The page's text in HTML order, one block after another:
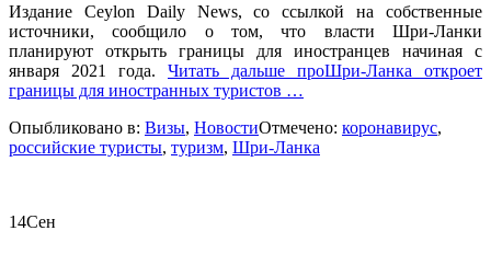
Издание Ceylon Daily News, со ссылкой на собственные
источники, сообщило о том, что власти Шри-Ланки
планируют открыть границы для иностранцев начиная с
января 2021 года. Читать дальше проШри-Ланка откроет
границы для иностранных туристов …
Опыбликовано в: Визы, НовостиОтмечено: коронавирус,
российские туристы, туризм, Шри-Ланка
14Сен